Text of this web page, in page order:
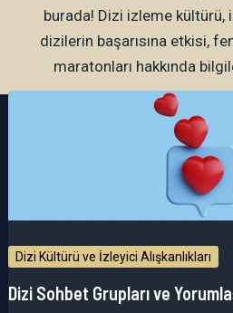
burada! Dizi izleme kültürü,
dizilerin başarısına etkisi,
maratonları hakkında
Dizi Kültürü ve İzleyici Alışkanlıkları
Dizi Sohbet Grupları ve